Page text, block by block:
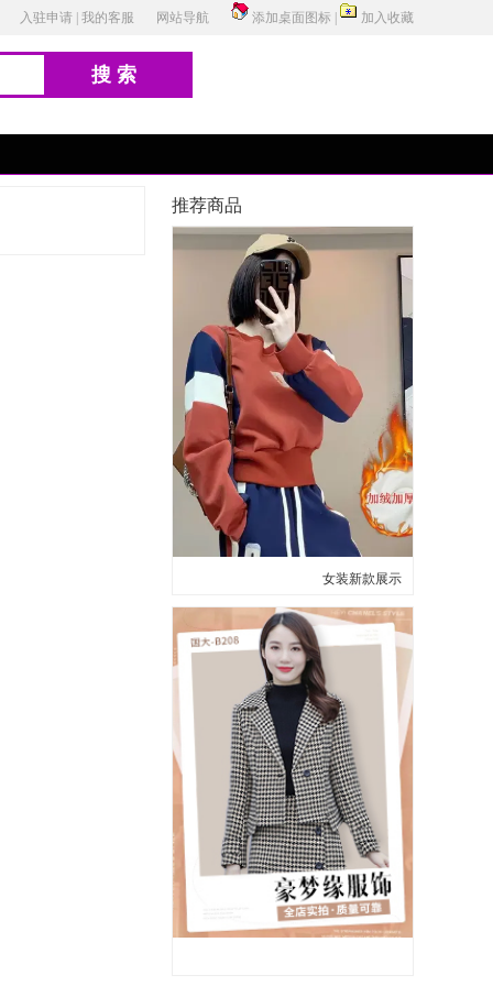
入驻申请 我的客服 网站导航 添加桌面图标 加入收藏
搜索
推荐商品
女装新款展示